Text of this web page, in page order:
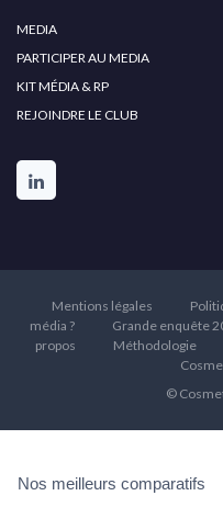
MEDIA
PARTICIPER AU MEDIA
KIT MÉDIA & RP
REJOINDRE LE CLUB
Mentions légales
média ?
Grande enquête
propos
Méthodologie
©
Nos meilleurs comparatifs